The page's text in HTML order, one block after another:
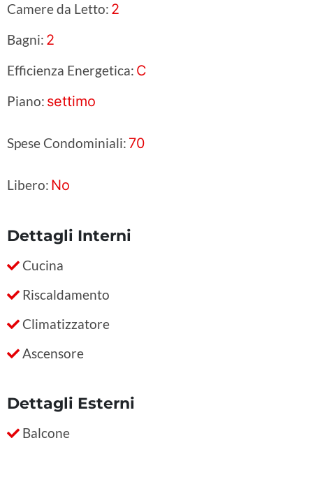
Camere da Letto: 2
Bagni: 2
Efficienza Energetica: C
Piano: settimo
Spese Condominiali: 70
Libero: No
Dettagli Interni
Cucina
Riscaldamento
Climatizzatore
Ascensore
Dettagli Esterni
Balcone